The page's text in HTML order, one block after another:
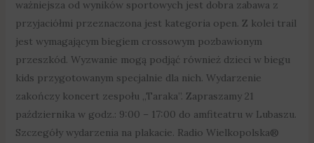
ważniejsza od wyników sportowych jest dobra zabawa z
przyjaciółmi przeznaczona jest kategoria open. Z kolei trail
jest wymagającym biegiem crossowym pozbawionym
przeszkód. Wyzwanie mogą podjąć również dzieci w biegu
kids przygotowanym specjalnie dla nich. Wydarzenie
zakończy koncert zespołu „Taraka”. Zapraszamy 21
października w godz.: 9:00 – 17:00 do amfiteatru w Lubaszu.
Szczegóły wydarzenia na plakacie. Radio Wielkopolska®